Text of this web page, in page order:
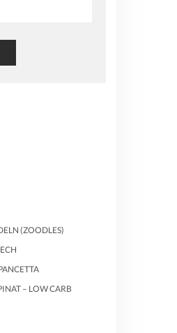
(ZOODLES)
– LOW CARB